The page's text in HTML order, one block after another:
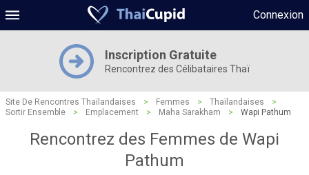
Connexion
Inscription Gratuite
Rencontrez des Célibataires Thaï
Site De Rencontres Thaïlandaises > Femmes > Thaïlandaises
>
Sortir Ensemble
> Emplacement > Maha Sarakham > Wapi Pathum
Rencontrez des Femmes de Wapi
Pathum